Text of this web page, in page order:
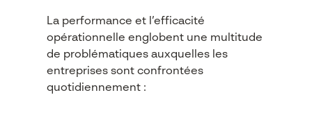
La performance et l’efficacité
opérationnelle englobent une multitude
de problématiques auxquelles les
entreprises sont confrontées
quotidiennement :